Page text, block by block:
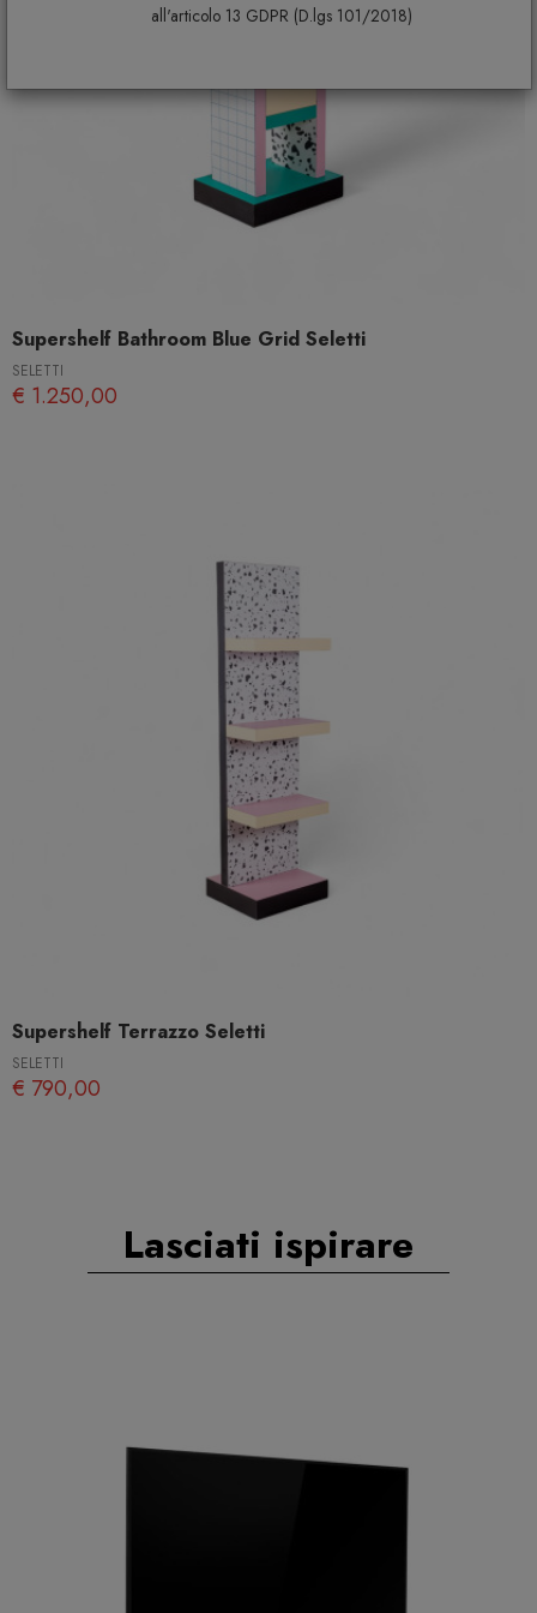
all'articolo 13 GDPR (D.lgs 101/2018)
Supershelf Bathroom Blue Grid Seletti
SELETTI
€ 1.250,00
Supershelf Terrazzo Seletti
SELETTI
€ 790,00
Lasciati ispirare